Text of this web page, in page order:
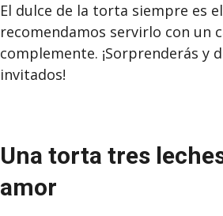
El dulce de la torta siempre es
recomendamos servirlo con un
complemente. ¡Sorprenderás y
invitados!
Una torta tres
amor